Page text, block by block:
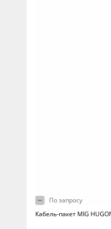
По запросу
Кабель-пакет MIG